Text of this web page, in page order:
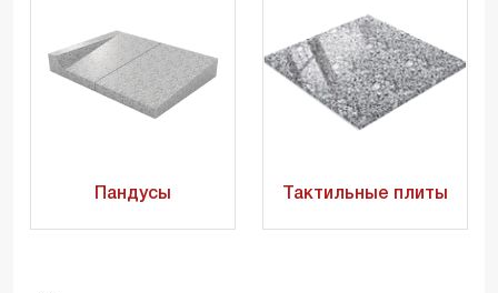
Пандусы Тактильные плиты